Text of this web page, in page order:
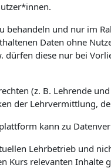
behandeln und nur im
Daten ohne
dürfen diese nur bei
(z. B. Lehrende
der Lehrvermittlung,
kann zu
Lehrbetrieb und
Kurs relevanten Inhalte